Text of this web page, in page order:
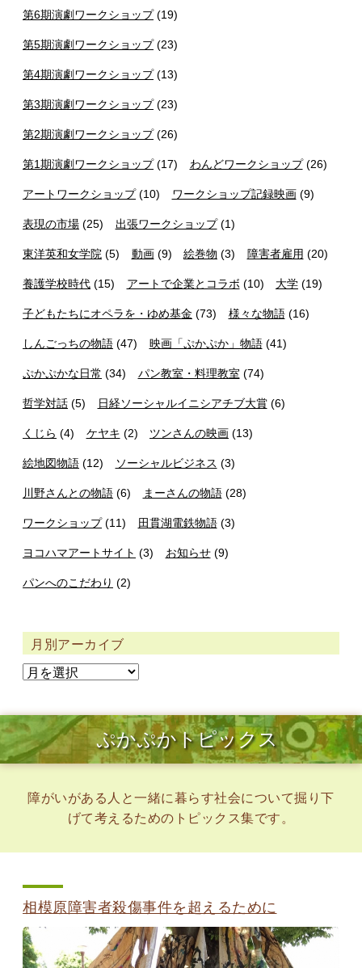
第6期演劇ワークショップ(19)
第5期演劇ワークショップ(23)
第4期演劇ワークショップ(13)
第3期演劇ワークショップ(23)
第2期演劇ワークショップ(26)
第1期演劇ワークショップ(17) わんどワークショップ(26)
アートワークショップ(10) ワークショップ記録映画(9)
表現の市場 (25) 出張ワークショップ(1)
東洋英和女学院 (5) 動画(9) 絵巻物 (3) 障害者雇用 (20)
養護学校時代 (15) アートで企業とコラボ (10) 大学 (19)
子どもたちにオペラを・ゆめ基金 (73) 様々な物語(16)
しんごっちの物語 (47) 映画「ぷかぷか」物語(41)
ぷかぷかな日常 (34) パン教室・料理教室 (74)
哲学対話 (5) 日経ソーシャルイニシアチブ大賞(6)
くじら (4) ケヤキ (2) ツンさんの映画 (13)
絵地図物語 (12) ソーシャルビジネス (3)
川野さんとの物語 (6) まーさんの物語(28)
ワークショップ(11) 田貫湖電鉄物語(3)
ヨコハマアートサイト (3) お知らせ(9)
パンへのこだわり (2)
月別アーカイブ
ぷかぷかトピックス
障がいがある人と一緒に暮らす社会について掘り下
げて考えるためのトピックス集です。
相模原障害者殺傷事件を超えるために